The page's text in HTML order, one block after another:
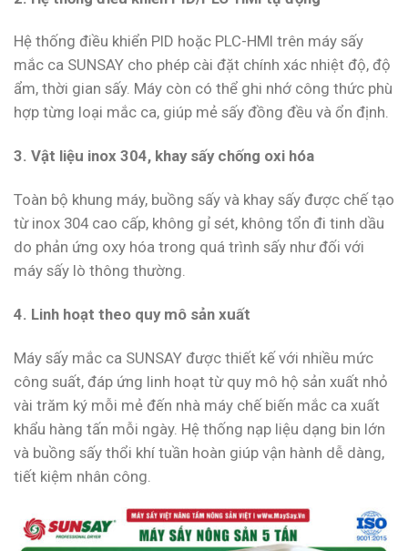
Hệ thống điều khiển PID hoặc PLC-HMI trên máy sấy
mắc ca SUNSAY cho phép cài đặt chính xác nhiệt độ, độ
ẩm, thời gian sấy. Máy còn có thể ghi nhớ công thức phù
hợp từng loại mắc ca, giúp mẻ sấy đồng đều và ổn định.
3. Vật liệu inox 304, khay sấy chống oxi hóa
Toàn bộ khung máy, buồng sấy và khay sấy được chế tạo
từ inox 304 cao cấp, không gỉ sét, không tổn đi tinh dầu
do phản ứng oxy hóa trong quá trình sấy như đối với
máy sấy lò thông thường.
4. Linh hoạt theo quy mô sản xuất
Máy sấy mắc ca SUNSAY được thiết kế với nhiều mức
công suất, đáp ứng linh hoạt từ quy mô hộ sản xuất nhỏ
vài trăm ký mỗi mẻ đến nhà máy chế biến mắc ca xuất
khẩu hàng tấn mỗi ngày. Hệ thống nạp liệu dạng bin lớn
và buồng sấy thổi khí tuần hoàn giúp vận hành dễ dàng,
tiết kiệm nhân công.